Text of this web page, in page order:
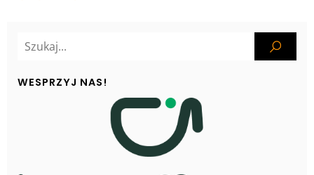
WESPRZYJ NAS!